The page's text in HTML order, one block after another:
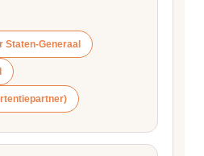
Staten-Generaal